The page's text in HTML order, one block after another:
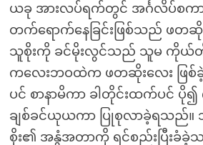
ယခု အားလပ်ရက်တွင် အင်္ဂလိပ်စကာ
တက်ရောက်နေခြင်းဖြစ်သည် ဖတဆို
သူစိုးကို ခင်မိုးလွင်သည် သူမ ကိုယ်
ကလေးဘဝထဲက ဖတဆိုးလေး ဖြစ်
ပင် စာနာမိကာ ခါတိုင်းထက်ပင် ပို
ချစ်ခင်ယုယကာ ပြုစုလာခဲ့ရသည်။
စိုး၏ အနွံအတာကို ရင်စည်းပြီးခံခဲ့